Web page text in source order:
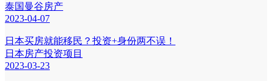
泰国曼谷房产
2023-04-07
日本买房就能移民？投资+身份两不误！
日本房产投资项目
2023-03-23